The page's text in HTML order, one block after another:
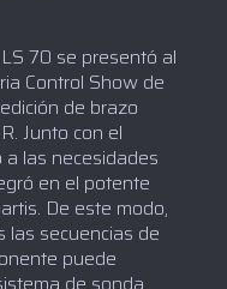
70 se presentó al
Control Show de
de brazo
Junto con el
las necesidades
en el potente
De este modo,
las secuencias de
puede